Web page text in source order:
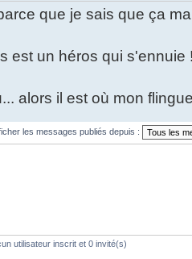
que je sais que ça
est un héros qui s'ennuie
alors il est où mon
les messages publiés depuis :
utilisateur inscrit et 0 invité(s)